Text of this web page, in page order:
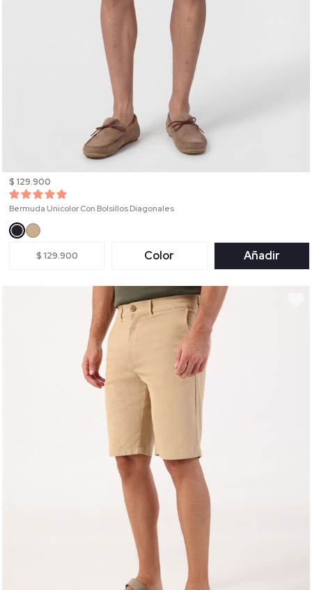
$ 129.900
Bermuda Unicolor Con Bolsillos Diagonales
$ 129.900 Color Añadir